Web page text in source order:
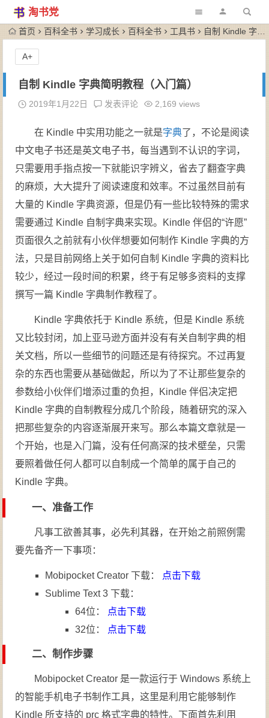
淘书党
首页 百科全书 学习成长 百科全书 工具书 自制 Kindle 字典简明教程（入门篇）
自制 Kindle 字典简明教程（入门篇）
2019年1月22日 发表评论 2,169 views
在 Kindle 中实用功能之一就是字典了，不论是阅读
中文电子书还是英文电子书，每当遇到不认识的字词，
只需要用手指点按一下就能识字辨义，省去了翻查字典
的麻烦，大大提升了阅读速度和效率。不过虽然目前有
大量的 Kindle 字典资源，但是仍有一些比较特殊的需求
需要通过 Kindle 自制字典来实现。Kindle 伴侣的“许愿”
页面很久之前就有小伙伴想要如何制作 Kindle 字典的方
法，只是目前网络上关于如何自制 Kindle 字典的资料比
较少，经过一段时间的积累，终于有足够多资料的支撑
撰写一篇 Kindle 字典制作教程了。
Kindle 字典依托于 Kindle 系统，但是 Kindle 系统
又比较封闭，加上亚马逊方面并没有有关自制字典的相
关文档，所以一些细节的问题还是有待探究。不过再复
杂的东西也需要从基础做起，所以为了不让那些复杂的
参数给小伙伴们增添过重的负担，Kindle 伴侣决定把
Kindle 字典的自制教程分成几个阶段，随着研究的深入
把那些复杂的内容逐渐展开来写。那么本篇文章就是一
个开始，也是入门篇，没有任何高深的技术壁垒，只需
要照着做任何人都可以自制成一个简单的属于自己的
Kindle 字典。
一、准备工作
凡事工欲善其事，必先利其器，在开始之前照例需
要先备齐一下事项：
Mobipocket Creator 下载： 点击下载
Sublime Text 3 下载：
64位：
点击下载
32位： 点击下载
二、制作步骤
Mobipocket Creator 是一款运行于 Windows 系统上
的智能手机电子书制作工具，这里是利用它能够制作
Kindle 所支持的 prc 格式字典的特性。下面首先利用
A+